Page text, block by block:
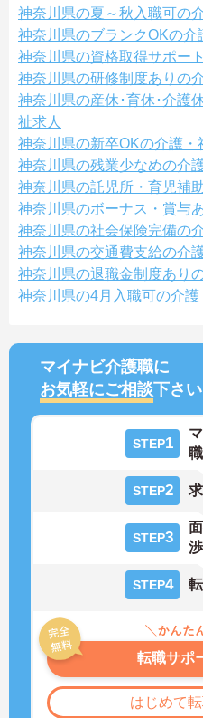
神奈川県の夏～秋入職可の
神奈川県のブランクOKの介
神奈川県の資格取得サポー
神奈川県の研修制度ありの
神奈川県の産休･育休･介護
祉求人
神奈川県の新卒OKの介護・
神奈川県の残業少なめの介
神奈川県の託児所・育児補
神奈川県のボーナス・賞与
神奈川県の社会保険完備の
神奈川県の交通費支給の介
神奈川県の退職金制度あり
神奈川県の4月入職可の介護
マイナビ介護職に
お気軽にご相談下さい
STEP1
STEP2
STEP3
渉
STEP4
転職サポ
はじめて